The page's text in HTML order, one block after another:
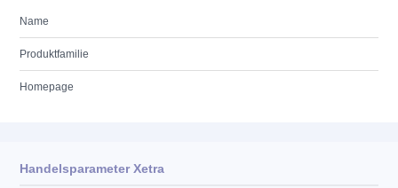
Name
Produktfamilie
Homepage
Handelsparameter Xetra